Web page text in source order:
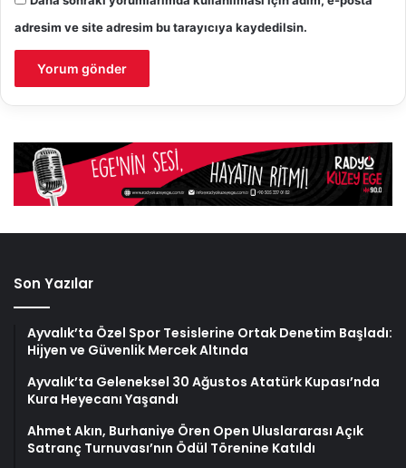
adresim ve site adresim bu tarayıcıya kaydedilsin.
Son Yazılar
Ayvalık’ta Özel Spor Tesislerine Ortak Denetim Başladı:
Hijyen ve Güvenlik Mercek Altında
Ayvalık’ta Geleneksel 30 Ağustos Atatürk Kupası’nda
Kura Heyecanı Yaşandı
Ahmet Akın, Burhaniye Ören Open Uluslararası Açık
Satranç Turnuvası’nın Ödül Törenine Katıldı